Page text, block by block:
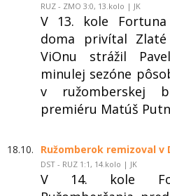
RUZ - ZMO 3:0, 13.kolo | JK
V 13. kole Fortuna
doma privítal Zlaté
ViOnu strážil
minulej sezóne
v ružomberskej
premiéru Matúš
18.10. Ružomberok remizoval v
DST - RUZ 1:1, 14.kolo | JK
V 14. kole